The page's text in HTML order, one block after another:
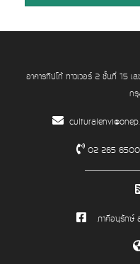
อาคารทิปโก้ ทาวเวอร์ 2 ชั้นที่ 15
ก
02 265
ภาคีอนุรักษ์